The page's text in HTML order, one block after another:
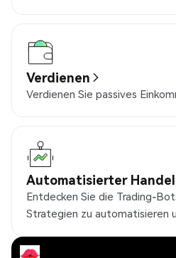
Verdienen
Verdienen Sie passives
Automatisierter Handel
Entdecken Sie die Trading-
Strategien zu automatisieren